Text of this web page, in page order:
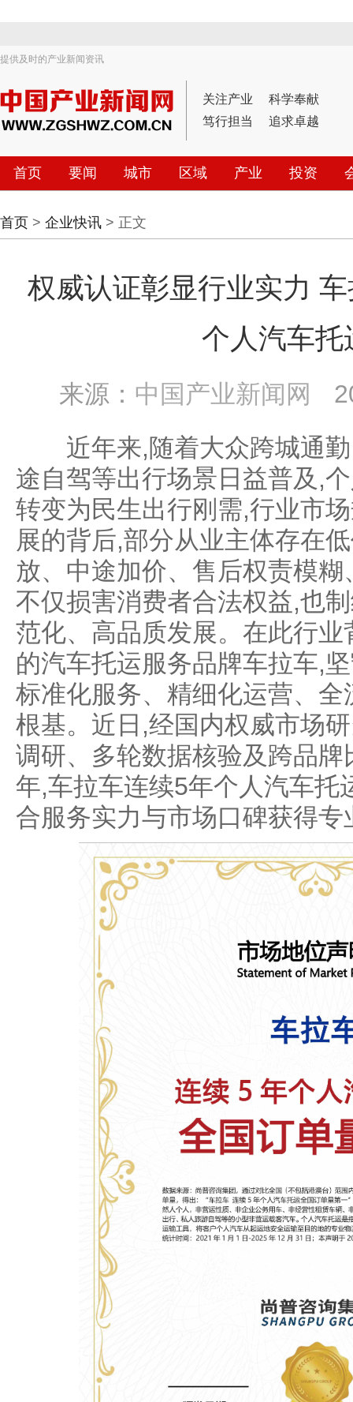
提供及时的产业新闻资讯
关注产业
科学奉献
笃行担当
追求卓越
首页 要闻 城市 区域 产业 投资
首页 > 企业快讯 > 正文
权威认证彰显行业实力
个人汽车托
来源： 中国产业新闻网
近年来,随着大众跨城通勤
途自驾等出行场景日益普及,
转变为民生出行刚需,行业市
展的背后,部分从业主体存在
放、中途加价、售后权责模
不仅损害消费者合法权益,也
范化、高品质发展。在此行
的汽车托运服务品牌车拉车,
标准化服务、精细化运营、
根基。近日,经国内权威市场
调研、多轮数据核验及跨品
年,车拉车连续5年个人汽车托
合服务实力与市场口碑获得